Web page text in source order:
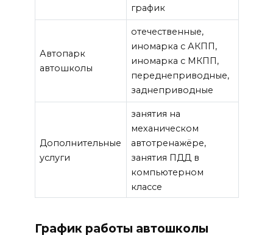
график
Автопарк
автошколы
отечественные,
иномарка с АКПП,
иномарка с МКПП,
переднеприводные,
заднеприводные
Дополнительные
услуги
занятия на
механическом
автотренажёре,
занятия ПДД в
компьютерном
классе
График работы автошколы